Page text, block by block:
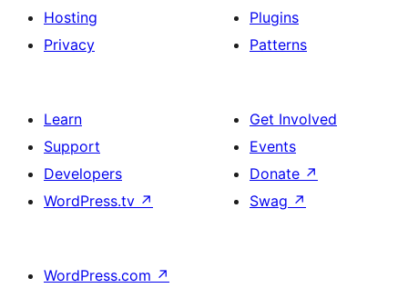
Hosting
Privacy
Plugins
Patterns
Learn
Support
Developers
WordPress.tv ↗
Get Involved
Events
Donate ↗
Swag ↗
WordPress.com ↗